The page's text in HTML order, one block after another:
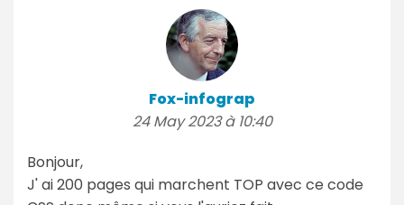
Fox-infograp
24 May 2023 à 10:40
Bonjour,
J' ai 200 pages qui marchent TOP avec ce code